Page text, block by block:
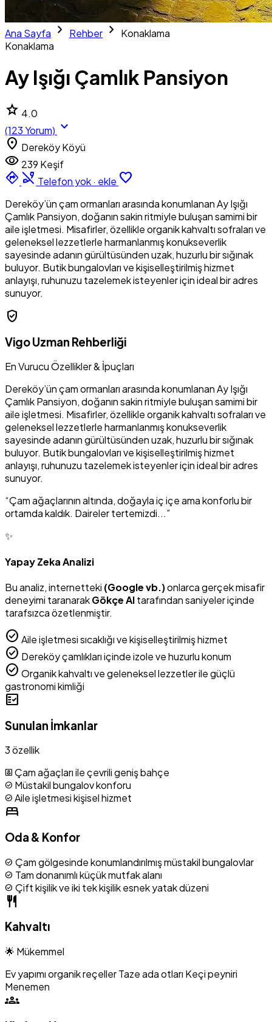
Ana Sayfa chevron_right Rehber chevron_right Konaklama
Konaklama
Ay Işığı Çamlık Pansiyon
star 4.0
(123 Yorum) expand_more
location_on Dereköy Köyü
visibility 239 Keşif
directions phone_disabled Telefon yok · ekle favorite_border
Dereköy’ün çam ormanları arasında konumlanan Ay Işığı
Çamlık Pansiyon, doğanın sakin ritmiyle buluşan samimi bir
aile işletmesi. Misafirler, özellikle organik kahvaltı sofraları ve
geleneksel lezzetlerle harmanlanmış konukseverlik
sayesinde adanın gürültüsünden uzak, huzurlu bir sığınak
buluyor. Butik bungalovları ve kişiselleştirilmiş hizmet
anlayışı, ruhunuzu tazelemek isteyenler için ideal bir adres
sunuyor.
verified_user
Vigo Uzman Rehberliği
En Vurucu Özellikler & İpuçları
Dereköy’ün çam ormanları arasında konumlanan Ay Işığı
Çamlık Pansiyon, doğanın sakin ritmiyle buluşan samimi bir
aile işletmesi. Misafirler, özellikle organik kahvaltı sofraları ve
geleneksel lezzetlerle harmanlanmış konukseverlik
sayesinde adanın gürültüsünden uzak, huzurlu bir sığınak
buluyor. Butik bungalovları ve kişiselleştirilmiş hizmet
anlayışı, ruhunuzu tazelemek isteyenler için ideal bir adres
sunuyor.
“Çam ağaçlarının altında, doğayla iç içe ama konforlu bir
ortamda kaldık. Daireler tertemizdi...”
✨
Yapay Zeka Analizi
Bu analiz, internetteki (Google vb.)onlarca gerçek misafir
deneyimi taranarakGökçe AItarafından saniyeler içinde
tarafsızca özetlenmiştir.
check_circle Aile işletmesi sıcaklığı ve kişiselleştirilmiş hizmet
check_circle Dereköy çamlıkları içinde izole ve huzurlu konum
check_circle Organik kahvaltı ve geleneksel lezzetler ile güçlü
gastronomi kimliği
fact_check
Sunulan İmkanlar
3 özellik
yard Çam ağaçları ile çevrili geniş bahçe
check_circle Müstakil bungalov konforu
check_circle Aile işletmesi kişisel hizmet
bed
Oda & Konfor
check_circle Çam gölgesinde konumlandırılmış müstakil bungalovlar
check_circle Tam donanımlı küçük mutfak alanı
check_circle Çift kişilik ve iki tek kişilik esnek yatak düzeni
restaurant
Kahvaltı
🌟 Mükemmel
Ev yapımı organik reçellerTaze ada otları Keçi peyniri
Menemen
groups